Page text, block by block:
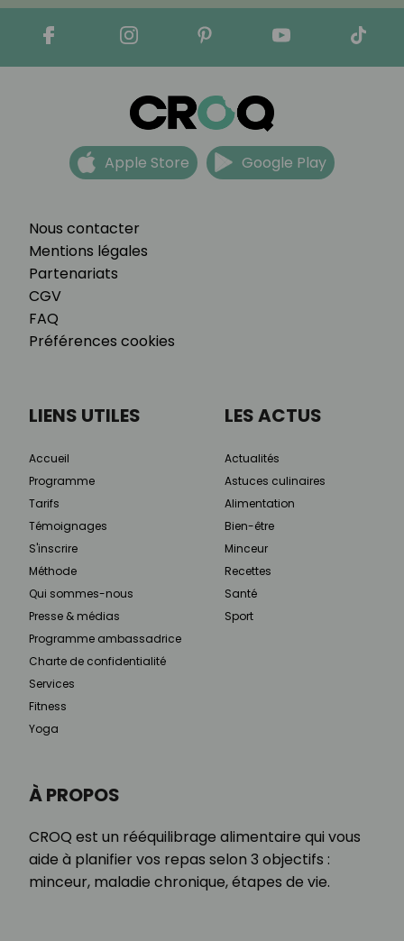
Nous contacter
Mentions légales
Partenariats
CGV
FAQ
Préférences cookies
Apple Store Google Play
À PROPOS
CROQ est un rééquilibrage alimentaire qui vous
aide à planifier vos repas selon 3 objectifs :
minceur, maladie chronique, étapes de vie.
LIENS UTILES
Accueil
Programme
Tarifs
Témoignages
S'inscrire
Méthode
Qui sommes-nous
Presse & médias
Programme ambassadrice
Charte de confidentialité
Services
Fitness
Yoga
LES ACTUS
Actualités
Astuces culinaires
Alimentation
Bien-être
Minceur
Recettes
Santé
Sport